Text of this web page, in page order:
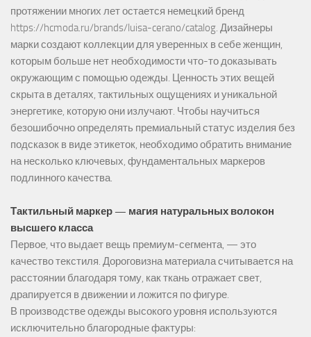
протяжении многих лет остается немецкий бренд
https://hcmoda.ru/brands/luisa-cerano/catalog. Дизайнеры
марки создают коллекции для уверенных в себе женщин,
которым больше нет необходимости что-то доказывать
окружающим с помощью одежды. Ценность этих вещей
скрыта в деталях, тактильных ощущениях и уникальной
энергетике, которую они излучают. Чтобы научиться
безошибочно определять премиальный статус изделия без
подсказок в виде этикеток, необходимо обратить внимание
на несколько ключевых, фундаментальных маркеров
подлинного качества.
Тактильный маркер — магия натуральных волокон
высшего класса
Первое, что выдает вещь премиум-сегмента, — это
качество текстиля. Дороговизна материала считывается на
расстоянии благодаря тому, как ткань отражает свет,
драпируется в движении и ложится по фигуре.
В производстве одежды высокого уровня используются
исключительно благородные фактуры: